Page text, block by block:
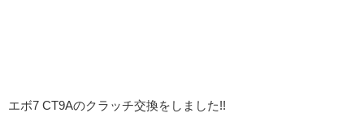
エボ7 CT9Aのクラッチ交換をしました!!